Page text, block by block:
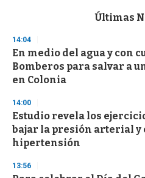
d
s
o
f
3
s
e
c
o
n
Últimas
14:04
En medio del agua y con
Bomberos para salvar a
en Colonia
14:00
Estudio revela los
bajar la presión arterial
hipertensión
13:56